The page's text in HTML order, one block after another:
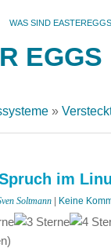
WAS SIND
EGGS
»
im
Soltmann Keine